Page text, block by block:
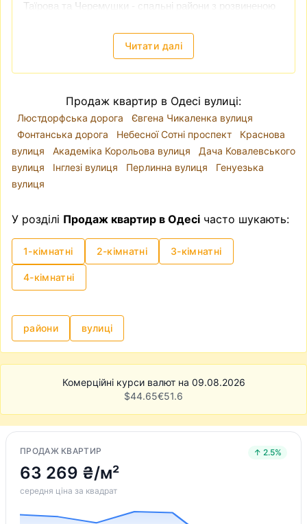
Таїрова та Черемушки - спальні райони з розвиненою
Одеса - дуже популярне туристичне місто і ціни на
нерухомість тут стабільно ростуть.Купити квартиру
може бути хорошою інвестицією
Читати далі
Продаж квартир в Одесі вулиці:
Люстдорфська дорога
Євгена Чикаленка вулиця
Фонтанська дорога
Небесної Сотні проспект
Краснова
вулиця
Академіка Корольова вулиця
Дача Ковалевського
вулиця
Інглезі вулиця Перлинна вулиця
Генуезька
вулиця
У розділі Продаж квартир в Одесі часто шукають:
1-кімнатні 2-кімнатні 3-кімнатні
4-кімнатні
райони вулиці
Комерційні курси валют на 09.08.2026
$44.65€51.6
ПРОДАЖ КВАРТИР ↑ 2.5%
63 269 ₴/м²
середня ціна за квадрат